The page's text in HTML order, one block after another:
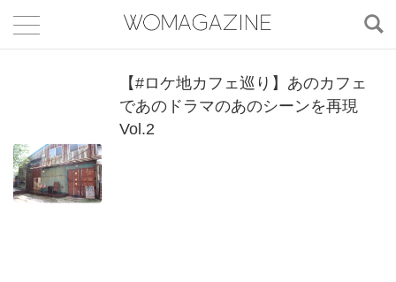
【#ロケ地カフェ巡り】あのカフェ
であのドラマのあのシーンを再現
Vol.2